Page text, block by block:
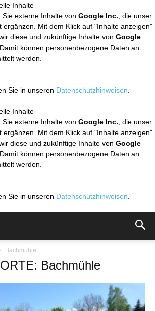
Inhalte
externe Inhalte von Google Inc. , die unser
ergänzen. Mit dem Klick auf "Inhalte anzeigen"
diese und zukünftige Inhalte von Google
können personenbezogene Daten an
werden.
Sie in unseren Datenschutzhinweisen
Inhalte
externe Inhalte von Google Inc. , die unser
ergänzen. Mit dem Klick auf "Inhalte anzeigen"
diese und zukünftige Inhalte von Google
können personenbezogene Daten an
werden.
Sie in unseren Datenschutzhinweisen
Bachmühle
Bachmühle